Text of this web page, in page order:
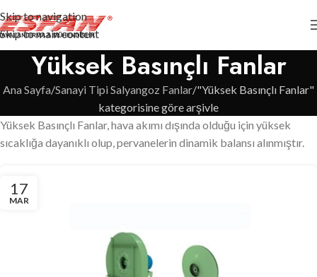
Skip to navigation
Skip to main content
Yüksek Basınçlı Fanlar
Ana Sayfa Sanayi Tipi Salyangoz Fanlar "Yüksek Basınçlı Fanlar"
kategorisine göre arşivle
Yüksek Basınçlı Fanlar, hava akımı dışında olduğu için yüksek
sıcaklığa dayanıklı olup, pervanelerin dinamik balansı alınmıştır.
17
MAR